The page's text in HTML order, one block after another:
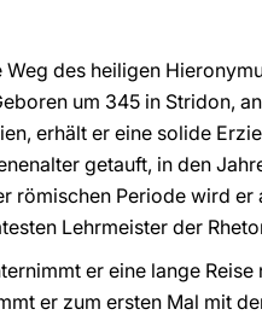
des heiligen
um 345 in Stridon,
erhält er eine solide
getauft, in den
römischen Periode wird
Lehrmeister der
er eine lange
er zum ersten Mal mit